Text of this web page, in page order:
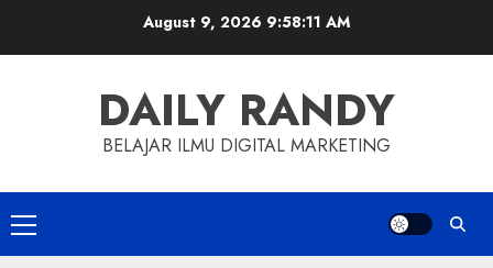
August 9, 2026 9:58:12 AM
DAILY RANDY
BELAJAR ILMU DIGITAL MARKETING
Primary
Menu